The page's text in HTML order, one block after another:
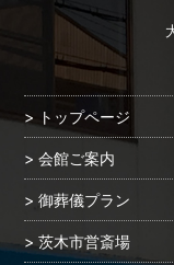
トップページ
会館ご案内
御葬儀プラン
茨木市営斎場